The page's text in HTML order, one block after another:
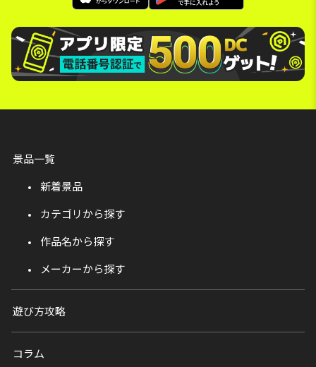
景品一覧
新着景品
カテゴリから探す
作品名から探す
メーカーから探す
遊び方攻略
コラム